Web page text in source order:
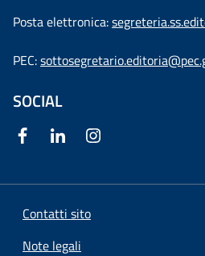
Posta elettronica:
PEC:
SOCIAL
Contatti sito
Note legali